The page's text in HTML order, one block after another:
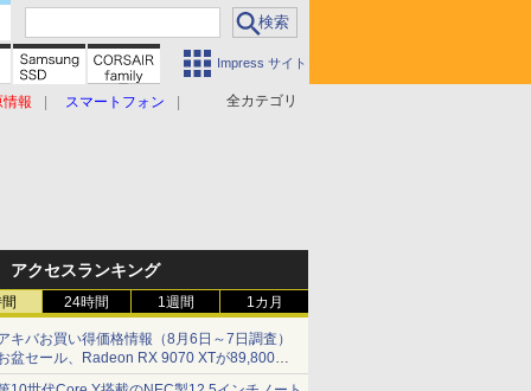
Impress サイト
全カテゴリ
情報 スマートフォン
アクセスランキング
24時間 1週間 1カ月
キバお買い得価格情報（8月6日～7日調査）
盆セール、Radeon RX 9070 XTが89,800
、水平周波数24.8kHz対応の17型モニターが